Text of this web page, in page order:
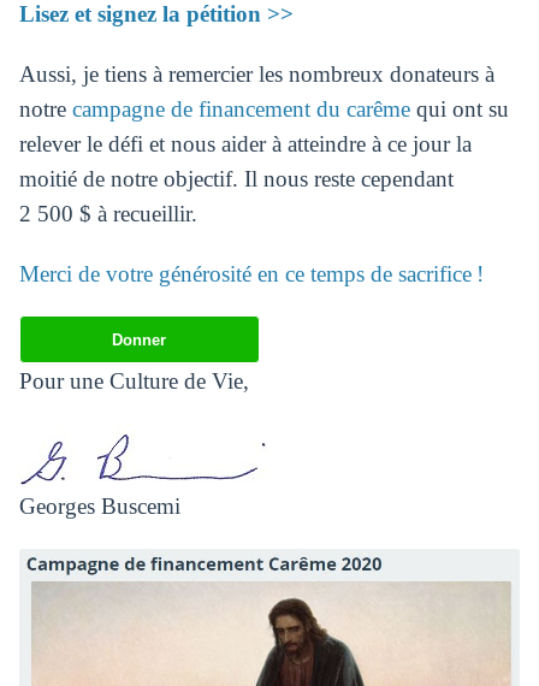
Lisez et signez la pétition >>
Aussi, je tiens à remercier les nombreux donateurs à
notre campagne de financement du carêmequi ont su
relever le défi et nous aider à atteindre à ce jour la
moitié de notre objectif. Il nous reste cependant
2 500 $ à recueillir.
Merci de votre générosité en ce temps de sacrifice !
Donner
Pour une Culture de Vie,
Georges Buscemi